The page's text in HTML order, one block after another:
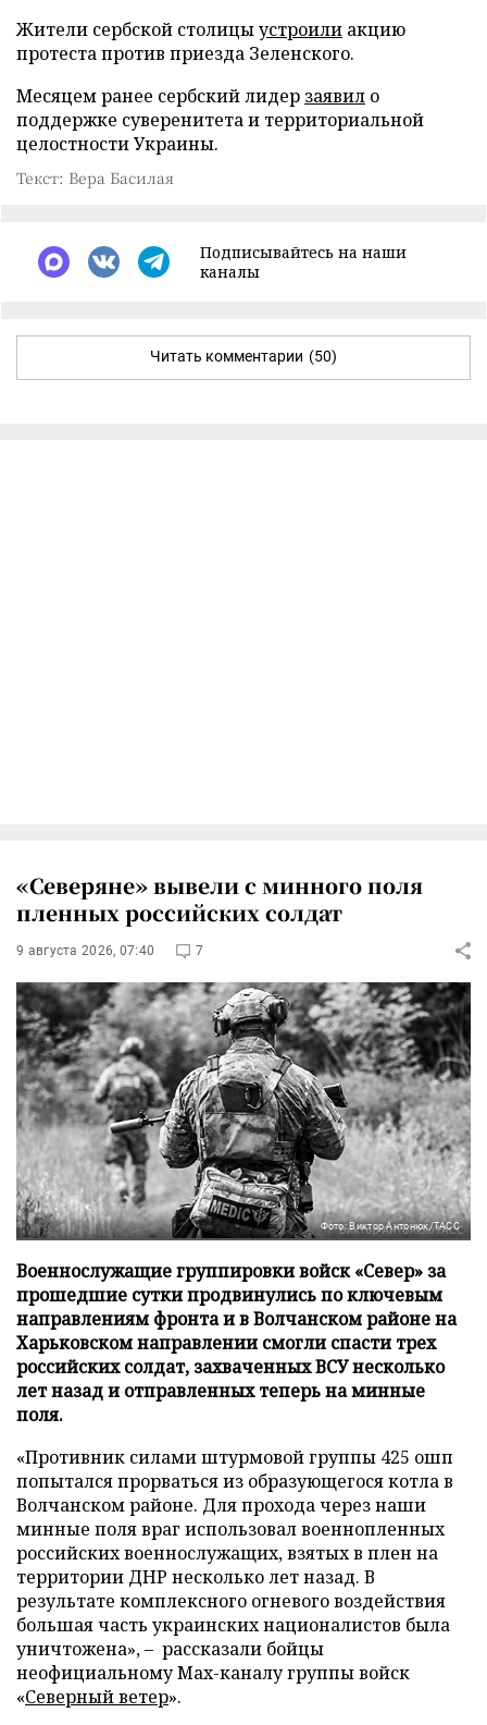
Жители сербской столицыустроили акцию
протеста против приезда Зеленского.
Месяцем ранее сербский лидер заявил о
поддержке суверенитета и территориальной
целостности Украины.
Текст: Вера Басилая
Подписывайтесь на наши
каналы
Читать комментарии (50)
«Северяне» вывели с минного поля
пленных российских солдат
9 августа 2026, 07:40 7
Фото: Виктор Антонюк/ТАСС
Военнослужащие группировки войск «Север» за
прошедшие сутки продвинулись по ключевым
направлениям фронта и в Волчанском районе на
Харьковском направлении смогли спасти трех
российских солдат, захваченных ВСУ несколько
лет назад и отправленных теперь на минные
поля.
«Противник силами штурмовой группы 425 ошп
попытался прорваться из образующегося котла в
Волчанском районе. Для прохода через наши
минные поля враг использовал военнопленных
российских военнослужащих, взятых в плен на
территории ДНР несколько лет назад. В
результате комплексного огневого воздействия
большая часть украинских националистов была
уничтожена», – рассказали бойцы
неофициальному Max-каналу группы войск
«Северный ветер».